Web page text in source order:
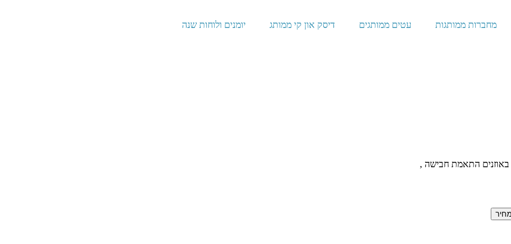
מחברות ממותגות עטים ממותגים דיסק און קי ממותג יומנים ולוחות שנה
באוזנים התאמת חבישה ,